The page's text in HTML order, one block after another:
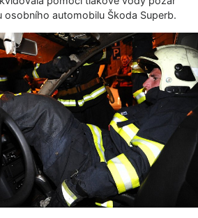
automobilu Škoda Superb.